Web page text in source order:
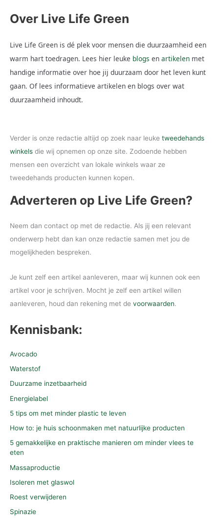
Over Live Life Green
Live Life Green is dé plek voor mensen die duurzaamheid een
warm hart toedragen. Lees hier leuke blogs en artikelen met
handige informatie over hoe jij duurzaam door het leven kunt
gaan. Of lees informatieve artikelen en blogs over wat
duurzaamheid inhoudt.
Verder is onze redactie altijd op zoek naar leuke tweedehands
winkels die wij opnemen op onze site. Zodoende hebben
mensen een overzicht van lokale winkels waar ze
tweedehands producten kunnen kopen.
Adverteren op Live Life Green?
Neem dan contact op met de redactie. Als jij een relevant
onderwerp hebt dan kan onze redactie samen met jou de
mogelijkheden bespreken.
Je kunt zelf een artikel aanleveren, maar wij kunnen ook een
artikel voor je schrijven. Mocht je zelf een artikel willen
aanleveren, houd dan rekening met de voorwaarden.
Kennisbank:
Avocado
Waterstof
Duurzame inzetbaarheid
Energielabel
5 tips om met minder plastic te leven
How to: je huis schoonmaken met natuurlijke producten
5 gemakkelijke en praktische manieren om minder vlees te
eten
Massaproductie
Isoleren met glaswol
Roest verwijderen
Spinazie